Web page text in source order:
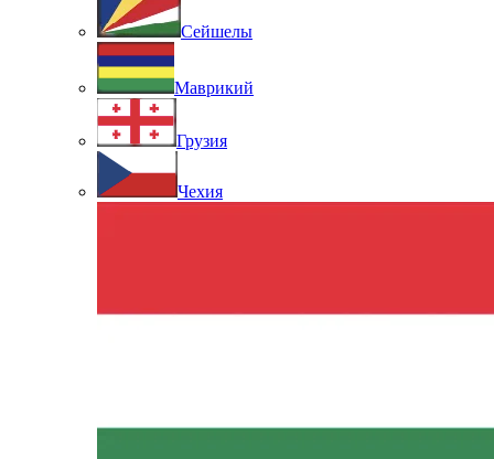
Сейшелы
Маврикий
Грузия
Чехия